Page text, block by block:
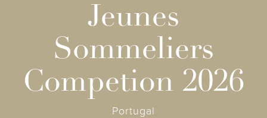
Jeunes
Sommeliers
Competion 2026
Portugal